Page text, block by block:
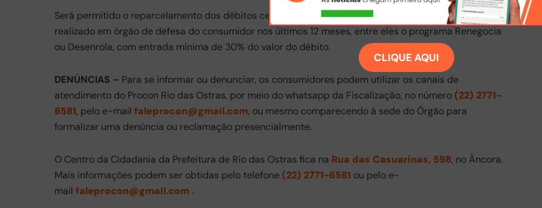
Será permitido o reparcelamento dos débitos celebrado com mais de 90 dias e que não tenha sido
realizado em órgão de defesa do consumidor nos últimos 12 meses, entre eles o programa Renegocia
ou Desenrola, com entrada mínima de 30% do valor do débito.
DENÚNCIAS – Para se informar ou denunciar, os consumidores podem utilizar os canais de
atendimento do Procon Rio das Ostras, por meio do whatsapp da Fiscalização, no número (22) 2771-
6581, pelo e-mail faleprocon@gmail.com, ou mesmo comparecendo à sede do Órgão para
formalizar uma denúncia ou reclamação presencialmente.
O Centro da Cidadania da Prefeitura de Rio das Ostras fica na Rua das Casuarinas, 598, no Âncora.
Mais informações podem ser obtidas pelo telefone (22) 2771-6581 ou pelo e-
mail faleprocon@gmail.com .
CLIQUE AQUI